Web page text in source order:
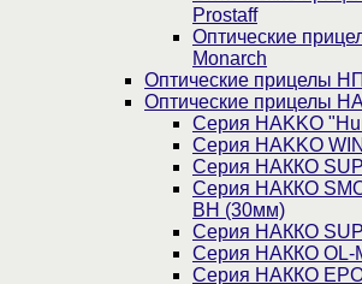
Prostaff
Оптические
Monarch
Оптические прицелы
Оптические прицелы
Cерия HAKKO
Серия НAKKO
Серия НАККО
Серия НАККО
BH (30мм)
Серия НАККО
Серия НАККО OL-
Серия НАККО